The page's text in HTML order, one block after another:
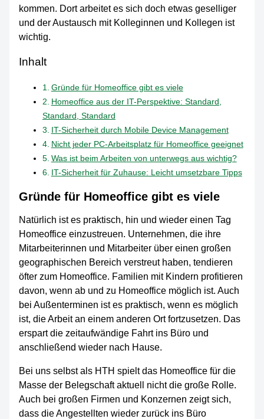
kommen. Dort arbeitet es sich doch etwas geselliger
und der Austausch mit Kolleginnen und Kollegen ist
wichtig.
Inhalt
Gründe für Homeoffice gibt es viele
Homeoffice aus der IT-Perspektive: Standard,
Standard, Standard
IT-Sicherheit durch Mobile Device Management
Nicht jeder PC-Arbeitsplatz für Homeoffice geeignet
Was ist beim Arbeiten von unterwegs aus wichtig?
IT-Sicherheit für Zuhause: Leicht umsetzbare Tipps
Gründe für Homeoffice gibt es viele
Natürlich ist es praktisch, hin und wieder einen Tag
Homeoffice einzustreuen. Unternehmen, die ihre
Mitarbeiterinnen und Mitarbeiter über einen großen
geographischen Bereich verstreut haben, tendieren
öfter zum Homeoffice. Familien mit Kindern profitieren
davon, wenn ab und zu Homeoffice möglich ist. Auch
bei Außenterminen ist es praktisch, wenn es möglich
ist, die Arbeit an einem anderen Ort fortzusetzen. Das
erspart die zeitaufwändige Fahrt ins Büro und
anschließend wieder nach Hause.
Bei uns selbst als HTH spielt das Homeoffice für die
Masse der Belegschaft aktuell nicht die große Rolle.
Auch bei großen Firmen und Konzernen zeigt sich,
dass die Angestellten wieder zurück ins Büro